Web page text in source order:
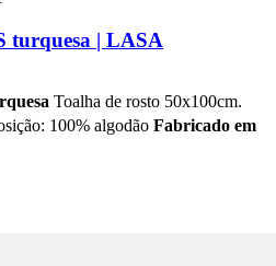
turquesa | LASA
Toalha de rosto 50x100cm.
100% algodão Fabricado em